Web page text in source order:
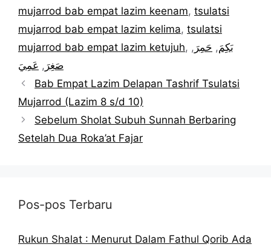
mujarrod bab empat lazim keenam, tsulatsi
mujarrod bab empat lazim kelima, tsulatsi
mujarrod bab empat lazim ketujuh, بَكِمَ, حَمِرَ ,
صَغِرَ , عَمِيَ
Bab Empat Lazim Delapan Tashrif Tsulatsi
Mujarrod (Lazim 8 s/d 10)
Sebelum Sholat Subuh Sunnah Berbaring
Setelah Dua Roka’at Fajar
Pos-pos Terbaru
Rukun Shalat : Menurut Dalam Fathul Qorib Ada